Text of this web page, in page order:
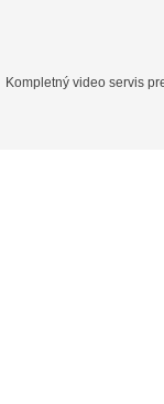
Kompletný video servis